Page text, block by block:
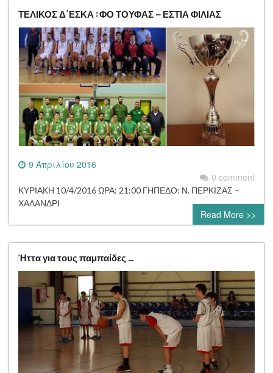
ΤΕΛΙΚΟΣ Δ΄ΕΣΚΑ : ΦΟ ΤΟΥΦΑΣ – ΕΣΤΙΑ ΦΙΛΙΑΣ
9 Απριλίου 2016
0 comment
ΚΥΡΙΑΚΗ 10/4/2016 ΩΡΑ: 21:00 ΓΗΠΕΔΟ: Ν. ΠΕΡΚΙΖΑΣ –
ΧΑΛΑΝΔΡΙ
Read More >>
Ήττα για τους παμπαίδες …